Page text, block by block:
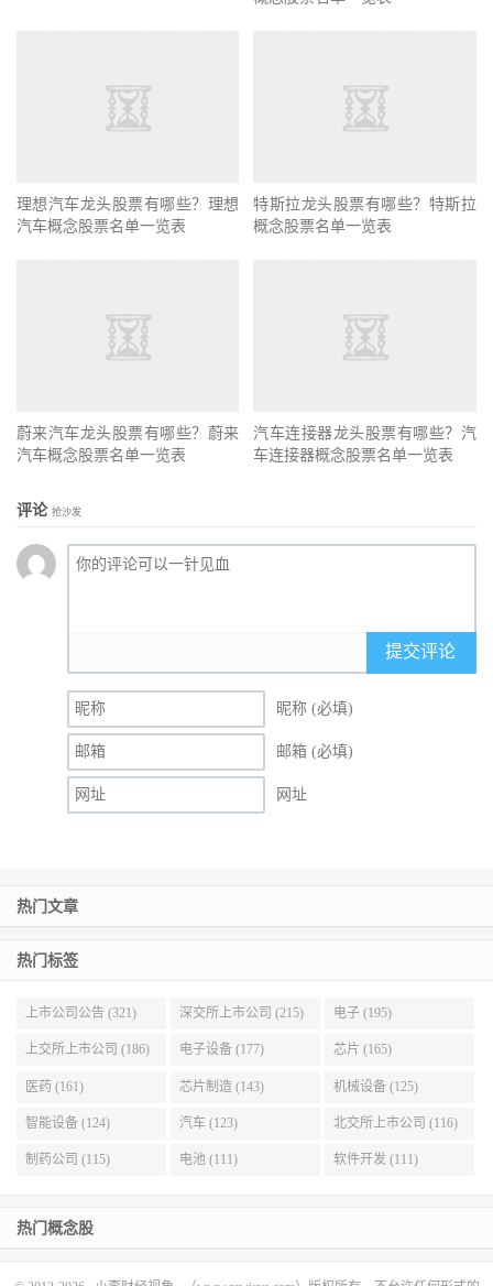
理想汽车龙头股票有哪些？理想
汽车概念股票名单一览表
特斯拉龙头股票有哪些？特斯拉
概念股票名单一览表
蔚来汽车龙头股票有哪些？蔚来
汽车概念股票名单一览表
汽车连接器龙头股票有哪些？汽
车连接器概念股票名单一览表
评论 抢沙发
提交评论
昵称 (必填)
邮箱 (必填)
网址
热门文章
热门标签
上市公司公告 (321) 深交所上市公司 (215) 电子 (195)
上交所上市公司 (186) 电子设备 (177) 芯片 (165)
医药 (161) 芯片制造 (143) 机械设备 (125)
智能设备 (124) 汽车 (123) 北交所上市公司 (116)
制药公司 (115) 电池 (111) 软件开发 (111)
热门概念股